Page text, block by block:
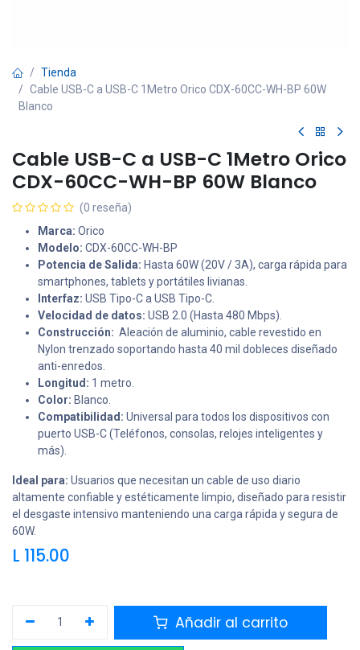
Tienda
Cable USB-C a USB-C 1Metro Orico CDX-60CC-WH-BP 60W
Blanco
Cable USB-C a USB-C 1Metro Orico
CDX-60CC-WH-BP 60W Blanco
(0 reseña)
Marca: Orico
Modelo: CDX-60CC-WH-BP
Potencia de Salida: Hasta 60W (20V / 3A), carga rápida para
smartphones, tablets y portátiles livianas.
Interfaz: USB Tipo-C a USB Tipo-C.
Velocidad de datos: USB 2.0 (Hasta 480 Mbps).
Construcción: Aleación de aluminio, cable revestido en
Nylon trenzado soportando hasta 40 mil dobleces diseñado
anti-enredos.
Longitud: 1 metro.
Color: Blanco.
Compatibilidad: Universal para todos los dispositivos con
puerto USB-C (Teléfonos, consolas, relojes inteligentes y
más).
Ideal para: Usuarios que necesitan un cable de uso diario
altamente confiable y estéticamente limpio, diseñado para resistir
el desgaste intensivo manteniendo una carga rápida y segura de
60W.
L 115.00
Añadir al carrito